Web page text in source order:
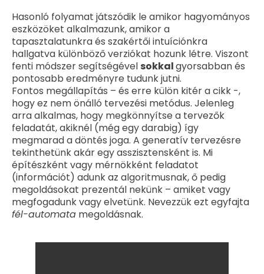
Hasonló folyamat játszódik le amikor hagyományos
eszközöket alkalmazunk, amikor a
tapasztalatunkra és szakértői intuíciónkra
hallgatva különböző verziókat hozunk létre. Viszont
fenti módszer segítségével sokkalgyorsabban és
pontosabb eredményre tudunk jutni.
Fontos megállapítás – és erre külön kitér a cikk -,
hogy ez nem önálló tervezési metódus. Jelenleg
arra alkalmas, hogy megkönnyítse a tervezők
feladatát, akiknél (még egy darabig) így
megmarad a döntés joga. A generatív tervezésre
tekinthetünk akár egy asszisztensként is. Mi
építészként vagy mérnökként feladatot
(információt) adunk az algoritmusnak, ő pedig
megoldásokat prezentál nekünk – amiket vagy
megfogadunk vagy elvetünk. Nevezzük ezt egyfajta
fél-automata megoldásnak.